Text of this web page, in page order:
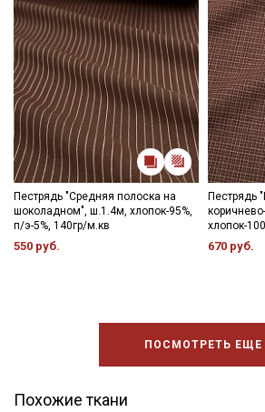
Пестрядь "Средняя полоска на
шоколадном", ш.1.4м, хлопок-95%,
п/э-5%, 140гр/м.кв
550 руб.
Пестрядь
хлопок-
670 руб.
ПОСМОТРЕТЬ ЕЩЕ
Похожие ткани